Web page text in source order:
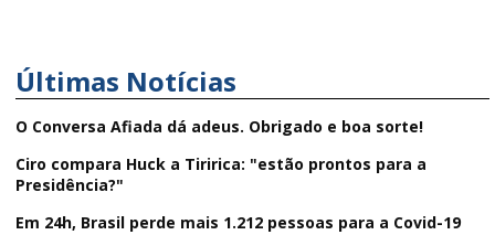
Últimas Notícias
O Conversa Afiada dá adeus. Obrigado e boa sorte!
Ciro compara Huck a Tiririca: "estão prontos para a
Presidência?"
Em 24h, Brasil perde mais 1.212 pessoas para a Covid-19